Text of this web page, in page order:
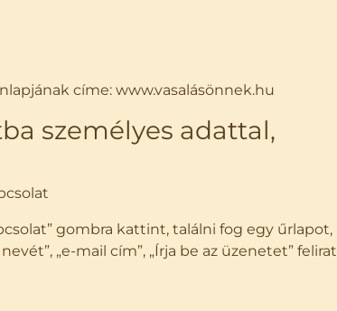
címe: www.vasalásönnek.hu
személyes adattal,
gombra kattint, találni fog egy űrlapot,
„e-mail cím”, „Írja be az üzenetet” felirat